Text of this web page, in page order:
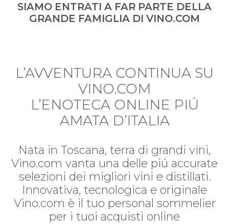
SIAMO ENTRATI A FAR PARTE DELLA
GRANDE FAMIGLIA DI VINO.COM
L’AVVENTURA CONTINUA SU
VINO.COM
L’ENOTECA ONLINE PIÚ
AMATA D’ITALIA
Nata in Toscana, terra di grandi vini,
Vino.com vanta una delle piú accurate
selezioni dei migliori vini e distillati.
Innovativa, tecnologica e originale
Vino.com è il tuo personal sommelier
per i tuoi acquisti online